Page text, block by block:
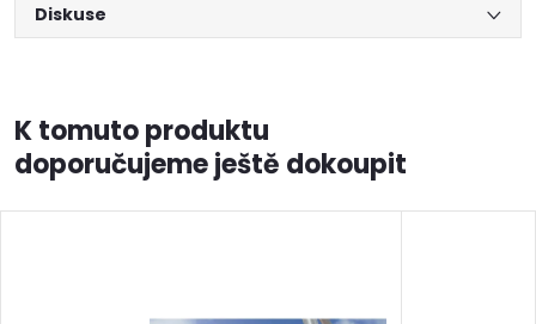
Diskuse
K tomuto produktu
doporučujeme ještě dokoupit